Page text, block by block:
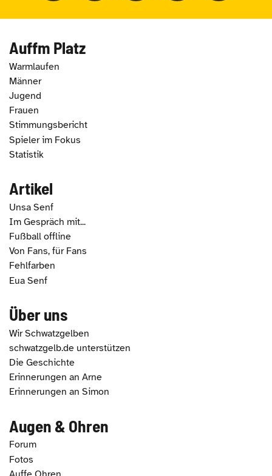
Auffm Platz
Warmlaufen
Männer
Jugend
Frauen
Stimmungsbericht
Spieler im Fokus
Statistik
Artikel
Unsa Senf
Im Gespräch mit...
Fußball offline
Von Fans, für Fans
Fehlfarben
Eua Senf
Über uns
Wir Schwatzgelben
schwatzgelb.de unterstützen
Die Geschichte
Erinnerungen an Arne
Erinnerungen an Simon
Augen & Ohren
Forum
Fotos